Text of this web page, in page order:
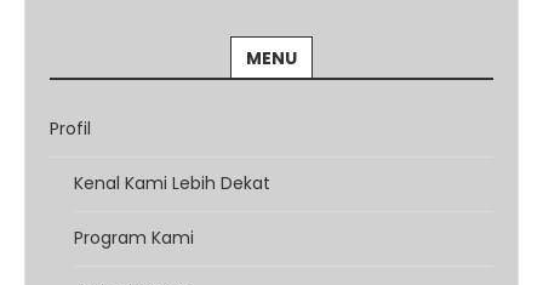
MENU
Profil
Kenal Kami Lebih Dekat
Program Kami